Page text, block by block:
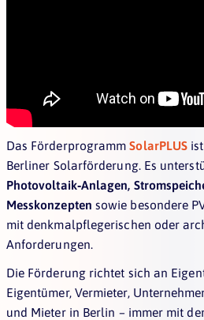
Das FörderprogrammSolarPLUS
Berliner Solarförderung. Es
Photovoltaik‑Anlagen,
Messkonzepten sowie besondere
mit denkmalpflegerischen oder
Anforderungen.
Die Förderung richtet sich an
Eigentümer, Vermieter,
und Mieter in Berlin – immer mit